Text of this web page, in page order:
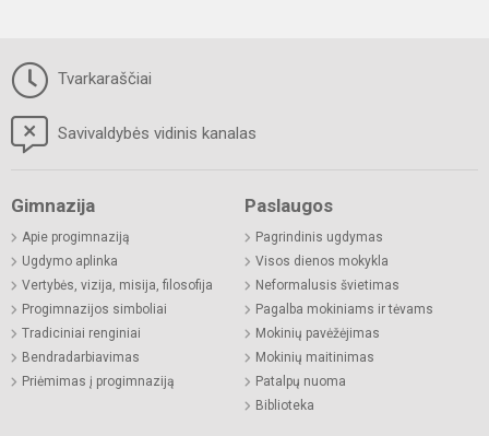
Tvarkaraščiai
Savivaldybės vidinis kanalas
Gimnazija
Apie progimnaziją
Ugdymo aplinka
Vertybės, vizija, misija, filosofija
Progimnazijos simboliai
Tradiciniai renginiai
Bendradarbiavimas
Priėmimas į progimnaziją
Paslaugos
Pagrindinis ugdymas
Visos dienos mokykla
Neformalusis švietimas
Pagalba mokiniams ir tėvams
Mokinių pavėžėjimas
Mokinių maitinimas
Patalpų nuoma
Biblioteka